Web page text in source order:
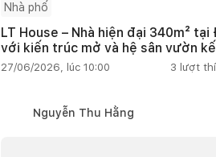
Nhà phố
LT House – Nhà hiện đại 340m²
với kiến trúc mở và hệ sân vườn
27/06/2026, lúc 10:00 3 lượt
Nguyễn Thu Hằng